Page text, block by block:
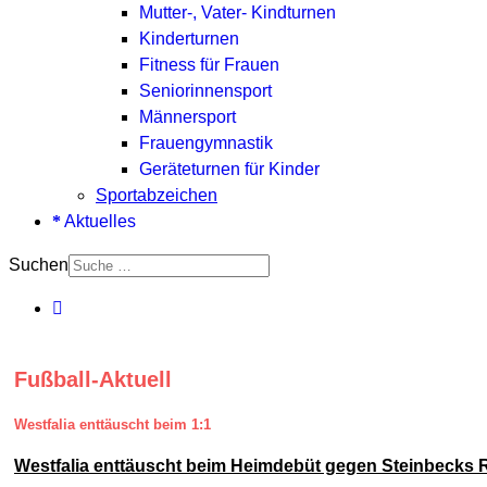
Mutter-, Vater- Kindturnen
Kinderturnen
Fitness für Frauen
Seniorinnensport
Männersport
Frauengymnastik
Geräteturnen für Kinder
Sportabzeichen
Aktuelles
Suchen
Fußball-Aktuell
Westfalia enttäuscht beim 1:1
Westfalia enttäuscht beim Heimdebüt gegen Steinbecks